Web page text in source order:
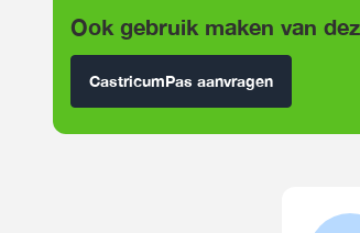
Ook gebruik maken van
CastricumPas aanvragen